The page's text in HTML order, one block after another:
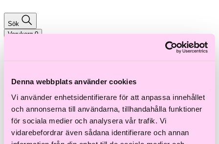
Denna webbplats använder cookies
Vi använder enhetsidentifierare för att anpassa innehållet
och annonserna till användarna, tillhandahålla funktioner
för sociala medier och analysera vår trafik. Vi
vidarebefordrar även sådana identifierare och annan
Sök
Varukorg 0
Lockigt hår
Rakt hår
Åldrande hår
Shoppa efter behov